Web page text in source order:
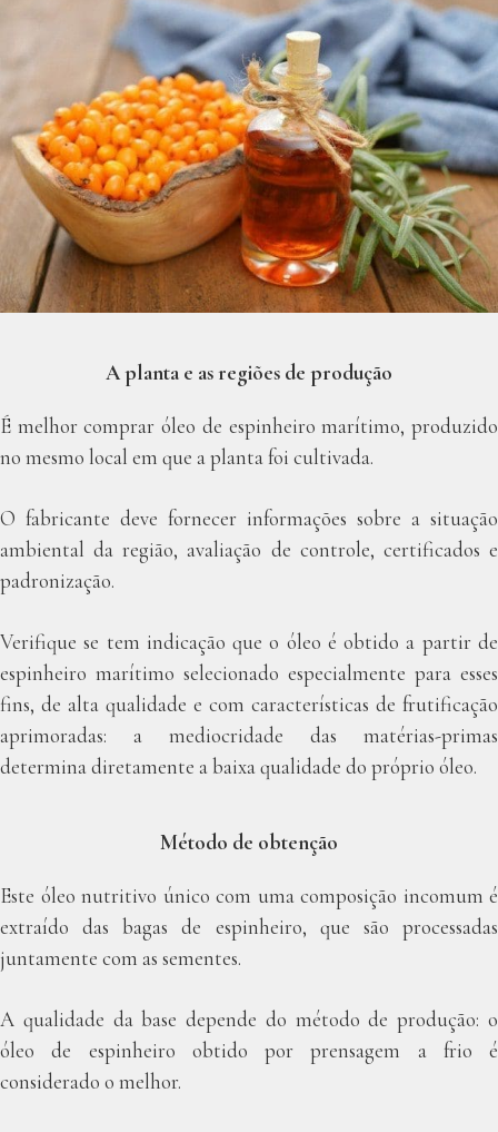
A planta e as regiões de produção
É melhor comprar óleo de espinheiro marítimo, produzido
no mesmo local em que a planta foi cultivada.
O fabricante deve fornecer informações sobre a situação
ambiental da região, avaliação de controle, certificados e
padronização.
Verifique se tem indicação que o óleo é obtido a partir de
espinheiro marítimo selecionado especialmente para esses
fins, de alta qualidade e com características de frutificação
aprimoradas: a mediocridade das matérias-primas
determina diretamente a baixa qualidade do próprio óleo.
Método de obtenção
Este óleo nutritivo único com uma composição incomum é
extraído das bagas de espinheiro, que são processadas
juntamente com as sementes.
A qualidade da base depende do método de produção: o
óleo de espinheiro obtido por prensagem a frio é
considerado o melhor.